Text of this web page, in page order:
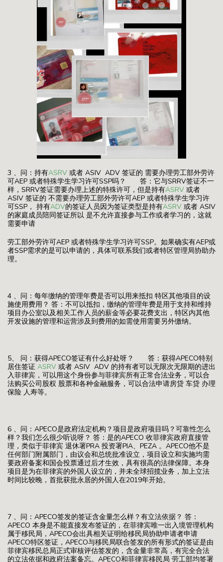
3 、问：持有ASRV 或者 ASIV ADV 签证的 需要办理劳工部外劳许
可AEP 或者特殊学生学习许可SSP吗？ 答：它与SRRV签证不一
样，SRRV签证需要办理上述的特殊许可，但是持有ASRV 或者
ASIV 签证的 不需要办理劳工部外劳许可AEP 或者特殊学生学习许
可SSP， 持有ADV的签证人员因为签证类型是持有ASRV 或者 ASIV
的家庭成员陪同签证所以 是不允许直接参与工作或者学习的，这就
需要申请
劳工部外劳许可AEP 或者特殊学生学习许可SSP。如果确实有AEP或
者SSP需求的是可以申请的，具体可联系我们或者特区管理局协助办
理。
4 、问：每年缴纳的管理年费是否可以用来抵扣 特区其他项目的设
施使用费用？ 答：不可以抵扣，缴纳的管理年费是用于支持和维持
项目办公室以及相关工作人员的薪金等必要花费支出，特区内其他
开发设施的管理和运营涉及到费用的如需使用需要另外缴纳。
5、 问：获得APECO签证有什么好处呀？ 答：获得APECO特别
居住签证 ASRV 或者 ASIV ADV 的持有者可以无限次无限期的进出
入菲律宾，可以用这个身份参与菲律宾所有正常合法业务，可以合
法购买公司股权 股票和各种金融服务，可以合法申请房贷 车贷 办理
保险 人寿等。
6 、问：APECO是政府法定机构？项目是政府项目吗？可靠性怎么
样？我们怎么很少听说呀？ 答：是的APECO 收菲律宾政府直接管
理，类似于菲律宾 退休署PRA 投资署PIA、PEZA 。APECO他不是
任何部门附属部门，由议会和总统批准设立，项目设立和实施均需
要政府备案和国会投票通过后才生效，具有很高的法律保障。本身
项目是为在菲律宾的外国人设立的，并未全球招揽业务，加上立法
时间比较晚，首批获批永居的外国人在2019年开始。
7 、问：APECO签发的签证含金量怎么样？有立法依据？ 答：
APECO 本身是不能直接发布签证的，在菲律宾唯一出入境管理机构
属于移民局，APECO会出具相关证明给移民局协助申请者申请
APECO特区签证，APECO与移民局联合签发的所有形式的签证是由
菲律宾移民总局正式审核评估签发的，含金量非常高，有完全合法
的立法依据和政府法案备忘。APECO和菲律宾移民局 劳工部均签署